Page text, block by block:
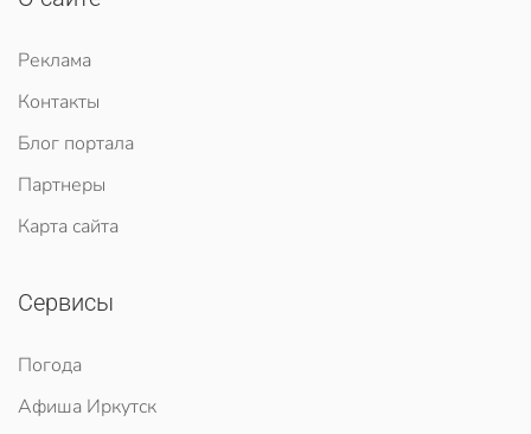
Реклама
Контакты
Блог портала
Партнеры
Карта сайта
Сервисы
Погода
Афиша Иркутск